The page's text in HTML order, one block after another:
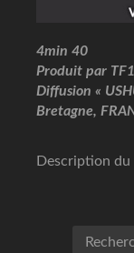
4min 40
Produit par TF1
Diffusion «
Bretagne,
Description du